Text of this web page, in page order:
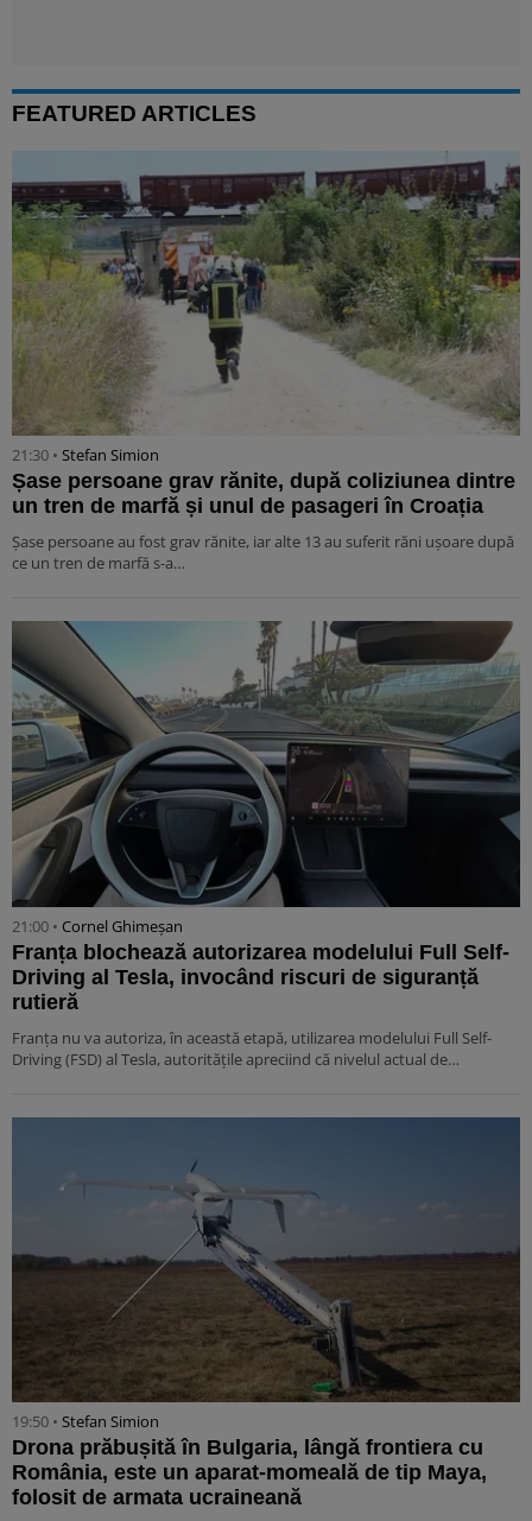
FEATURED ARTICLES
21:30 • Stefan Simion
Șase persoane grav rănite, după coliziunea dintre
un tren de marfă și unul de pasageri în Croația
Șase persoane au fost grav rănite, iar alte 13 au suferit răni ușoare după
ce un tren de marfă s-a…
21:00 • Cornel Ghimeșan
Franța blochează autorizarea modelului Full Self-
Driving al Tesla, invocând riscuri de siguranță
rutieră
Franța nu va autoriza, în această etapă, utilizarea modelului Full Self-
Driving (FSD) al Tesla, autoritățile apreciind că nivelul actual de…
19:50 • Stefan Simion
Drona prăbușită în Bulgaria, lângă frontiera cu
România, este un aparat-momeală de tip Maya,
folosit de armata ucraineană